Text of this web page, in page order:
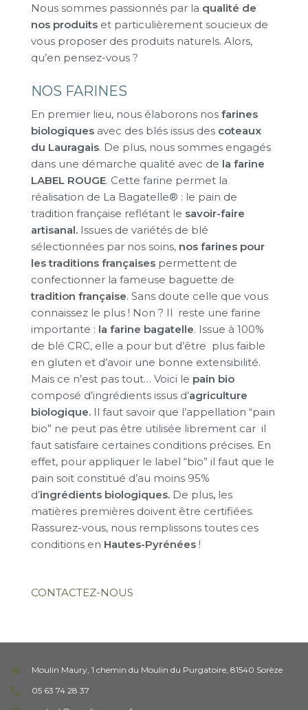
Nous sommes passionnés par la qualité de
nos produits et particulièrement soucieux de
vous proposer des produits naturels. Alors,
qu’en pensez-vous ?
NOS FARINES
En premier lieu, nous élaborons nos farines
biologiques avec des blés issus des coteaux
du Lauragais. De plus, nous sommes engagés
dans une démarche qualité avec de la farine
LABEL ROUGE. Cette farine permet la
réalisation de La Bagatelle® : le pain de
tradition française reflétant le savoir-faire
artisanal. Issues de variétés de blé
sélectionnées par nos soins, nos farines pour
les traditions françaises permettent de
confectionner la fameuse baguette de
tradition française. Sans doute celle que vous
connaissez le plus ! Non ? Il reste une farine
importante : la farine bagatelle. Issue à 100%
de blé CRC, elle a pour but d’être plus faible
en gluten et d’avoir une bonne extensibilité.
Mais ce n’est pas tout… Voici le pain bio
composé d’ingrédients issus d’agriculture
biologique. Il faut savoir que l’appellation “pain
bio” ne peut pas être utilisée librement car il
faut satisfaire certaines conditions précises. En
effet, pour appliquer le label “bio” il faut que le
pain soit constitué d’au moins 95%
d’ingrédients biologiques. De plus, les
matières premières doivent être certifiées.
Rassurez-vous, nous remplissons toutes ces
conditions en Hautes-Pyrénées !
CONTACTEZ-NOUS
Moulin Maury, 1 chemin du Moulin du Purgatoire, 81540 Sorèze
05 63 74 28 37